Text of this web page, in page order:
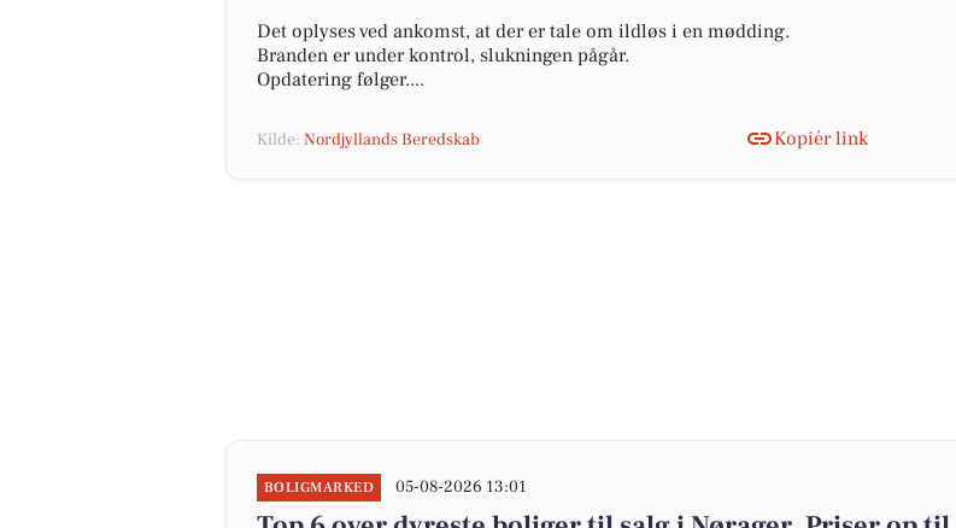
Det oplyses ved ankomst, at der er tale om ildløs i en mødding.
Branden er under kontrol, slukningen pågår.
Opdatering følger....
Kilde: Nordjyllands Beredskab Kopiér link
BOLIGMARKED 05-08-2026 13:01